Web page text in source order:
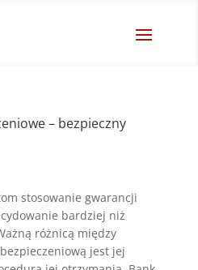
– bezpieczny
stosowanie gwarancji
bardziej niż
różnicą między
jest jej